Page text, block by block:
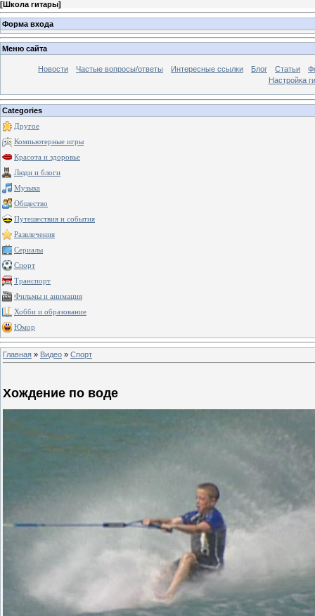
[Школа гитары]
Форма входа
Меню сайта
Новости Частые вопросы/ответы Интересные ссылки Блог Статьи
Настройка
Categories
Другое
Компьютерные игры
Красота и здоровье
Люди и блоги
Музыка
Общество
Путешествия и события
Развлечения
Сериалы
Спорт
Транспорт
Фильмы и анимация
Хобби и образование
Юмор
Главная » Видео » Спорт
Хождение по воде